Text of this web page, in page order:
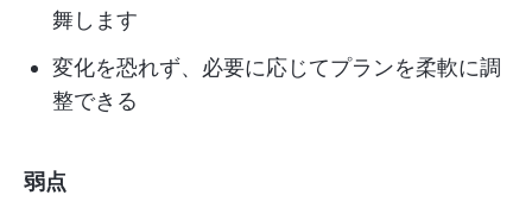
舞します
変化を恐れず、必要に応じてプランを柔軟に調
整できる
弱点